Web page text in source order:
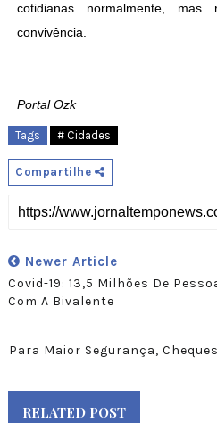
cotidianas normalmente,
convivência.
Portal Ozk
Tags # Cidades
Compartilhe
Newer Article
Covid-19: 13,5 Milhões De
Com A Bivalente
Para Maior Segurança,
RELATED POST